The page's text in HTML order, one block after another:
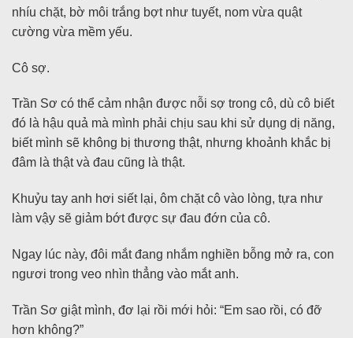
nhíu chặt, bờ môi trắng bợt như tuyết, nom vừa quật
cường vừa mềm yếu.
Cô sợ.
Trần Sơ có thể cảm nhận được nỗi sợ trong cô, dù cô biết
đó là hậu quả mà mình phải chịu sau khi sử dụng dị năng,
biết mình sẽ không bị thương thật, nhưng khoảnh khắc bị
đâm là thật và đau cũng là thật.
Khuỷu tay anh hơi siết lại, ôm chặt cô vào lòng, tựa như
làm vậy sẽ giảm bớt được sự đau đớn của cô.
Ngay lúc này, đôi mắt đang nhắm nghiền bỗng mở ra, con
ngươi trong veo nhìn thẳng vào mắt anh.
Trần Sơ giật mình, đơ lại rồi mới hỏi: “Em sao rồi, có đỡ
hơn không?”